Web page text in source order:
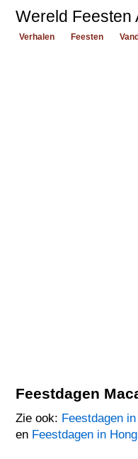
Wereld Feesten
Verhalen Feesten
Feestdagen
Zie ook: Feestdagen
en Feestdagen in